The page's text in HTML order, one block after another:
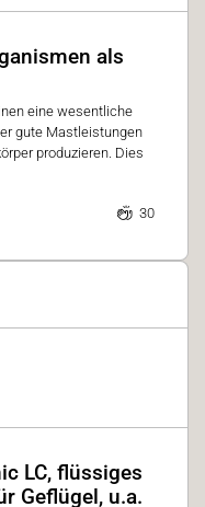
als
eine wesentliche
gute Mastleistungen
produzieren. Dies
30
LC, flüssiges
Geflügel, u.a.